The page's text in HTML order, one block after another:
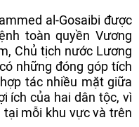
al-Gosaibi được
toàn quyền Vương
Chủ tịch nước Lương
những đóng góp tích
tác nhiều mặt giữa
ích của hai dân tộc, vì
tại mỗi khu vực và trên